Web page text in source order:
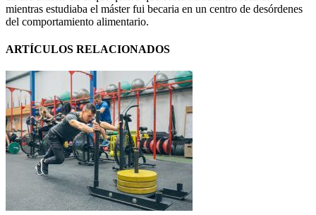
mientras estudiaba el máster fui becaria en un centro de desórdenes
del comportamiento alimentario.
ARTÍCULOS RELACIONADOS